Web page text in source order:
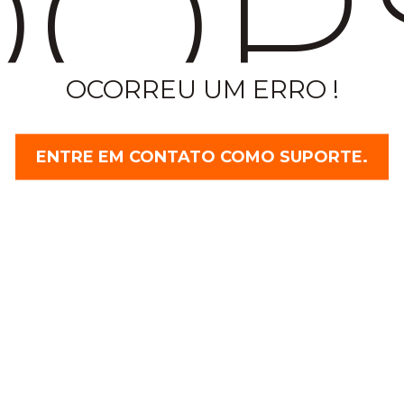
OCORREU UM ERRO !
ENTRE EM CONTATO COMO SUPORTE.